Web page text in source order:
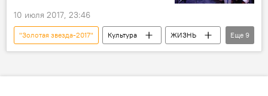
10 июля 2017, 23:46
"Золотая звезда-2017" Культура
ЖИЗНЬ
Азербайджан
Новости
Армения
Еще 9